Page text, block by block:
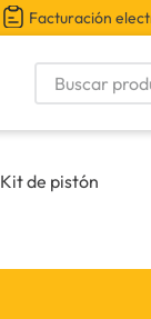
Facturación
Buscar
Kit de pistón